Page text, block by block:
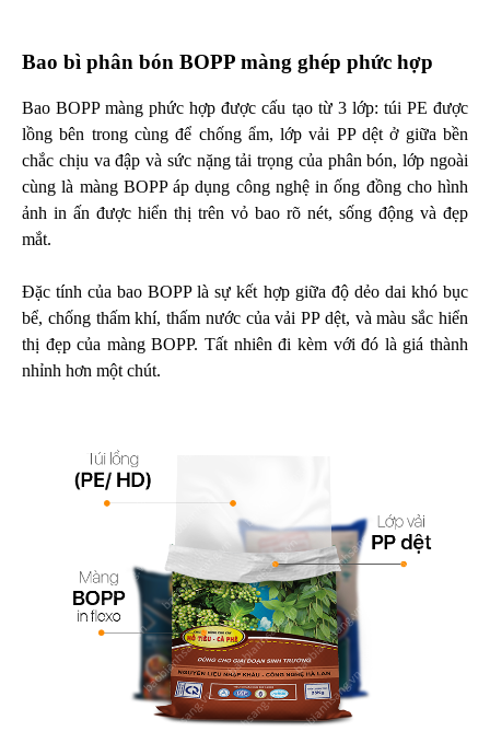
Bao bì phân bón BOPP màng ghép phức hợp
Bao BOPP màng phức hợp được cấu tạo từ 3 lớp: túi PE được
lồng bên trong cùng để chống ẩm, lớp vải PP dệt ở giữa bền
chắc chịu va đập và sức nặng tải trọng của phân bón, lớp ngoài
cùng là màng BOPP áp dụng công nghệ in ống đồng cho hình
ảnh in ấn được hiển thị trên vỏ bao rõ nét, sống động và đẹp
mắt.
Đặc tính của bao BOPP là sự kết hợp giữa độ dẻo dai khó bục
bể, chống thấm khí, thấm nước của vải PP dệt, và màu sắc hiển
thị đẹp của màng BOPP. Tất nhiên đi kèm với đó là giá thành
nhỉnh hơn một chút.